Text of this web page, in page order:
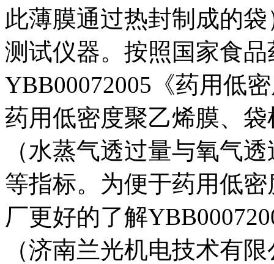
此薄膜通过热封制成的
测试仪器。按照国家食
YBB00072005《药用低
药用低密度聚乙烯膜、
（水蒸气透过量与氧气
等指标。为便于药用低
厂更好的了解
（济南兰光机电技术有